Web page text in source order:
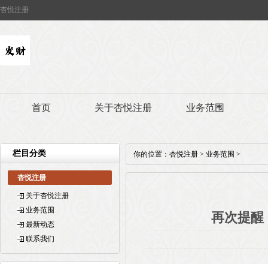
杏悦注册
首页 关于杏悦注册 业务范围
栏目分类
杏悦注册
关于杏悦注册
业务范围
最新动态
联系我们
你的位置： 杏悦注册 > 业务范围 >
再次提醒